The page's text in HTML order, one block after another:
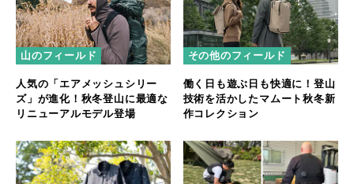
山のフィールド
人気の「エアメッシュシリー
ズ」が進化！秋冬登山に最適な
リニューアルモデル登場
その他のフィールド
働く日も遊ぶ日も快適に！登山
技術を活かしたマムート秋冬新
作コレクション